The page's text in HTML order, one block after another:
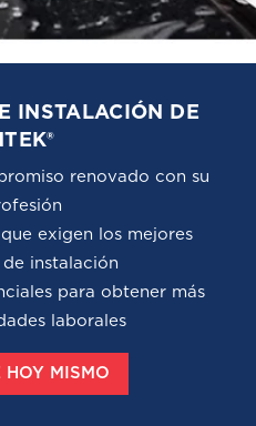
INSTALACIÓN DE
renovado con su
exigen los mejores
instalación
para obtener más
laborales
HOY MISMO